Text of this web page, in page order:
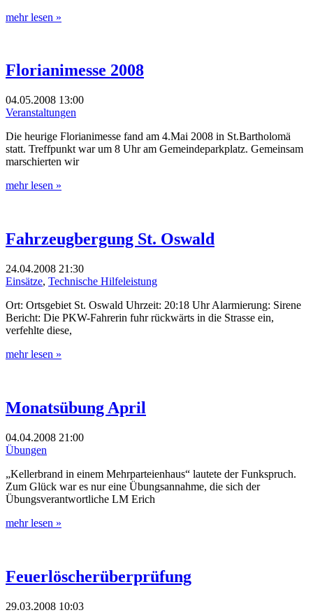
mehr lesen »
Florianimesse 2008
04.05.2008 13:00
Veranstaltungen
Die heurige Florianimesse fand am 4.Mai 2008 in St.Bartholomä
statt. Treffpunkt war um 8 Uhr am Gemeindeparkplatz. Gemeinsam
marschierten wir
mehr lesen »
Fahrzeugbergung St. Oswald
24.04.2008 21:30
Einsätze, Technische Hilfeleistung
Ort: Ortsgebiet St. Oswald Uhrzeit: 20:18 Uhr Alarmierung: Sirene
Bericht: Die PKW-Fahrerin fuhr rückwärts in die Strasse ein,
verfehlte diese,
mehr lesen »
Monatsübung April
04.04.2008 21:00
Übungen
„Kellerbrand in einem Mehrparteienhaus“ lautete der Funkspruch.
Zum Glück war es nur eine Übungsannahme, die sich der
Übungsverantwortliche LM Erich
mehr lesen »
Feuerlöscherüberprüfung
29.03.2008 10:03